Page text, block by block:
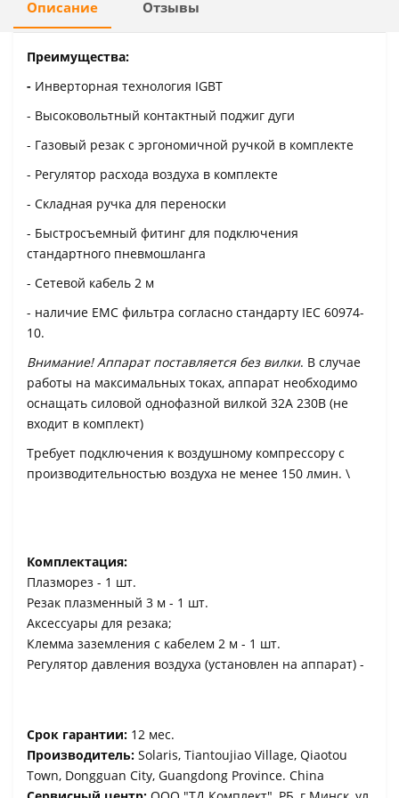
Описание Отзывы
Преимущества:
- Инверторная технология IGBT
- Высоковольтный контактный поджиг дуги
- Газовый резак с эргономичной ручкой в комплекте
- Регулятор расхода воздуха в комплекте
- Складная ручка для переноски
- Быстросъемный фитинг для подключения
стандартного пневмошланга
- Сетевой кабель 2 м
- наличие ЕМС фильтра согласно стандарту IEC 60974-
10.
Внимание! Аппарат поставляется без вилки. В случае
работы на максимальных токах, аппарат необходимо
оснащать силовой однофазной вилкой 32А 230В (не
входит в комплект)
Требует подключения к воздушному компрессору с
производительностью воздуха не менее 150 лмин. \
Комплектация:
Плазморез - 1 шт.
Резак плазменный 3 м - 1 шт.
Аксессуары для резака;
Клемма заземления с кабелем 2 м - 1 шт.
Регулятор давления воздуха (установлен на аппарат) -
Срок гарантии: 12 мес.
Производитель: Solaris, Tiantoujiao Village, Qiaotou
Town, Dongguan City, Guangdong Province. China